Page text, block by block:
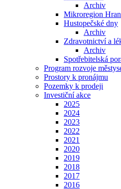
Archiv
Mikroregion
Hustopečské dny
Archiv
Zdravotnictví a
Archiv
Spotřebitelská
Program rozvoje
Prostory k pronájmu
Pozemky k prodeji
Investiční akce
2025
2024
2023
2022
2021
2020
2019
2018
2017
2016